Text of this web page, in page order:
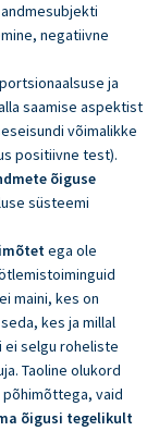
negatiivne
ja
saamise aspektist
võimalikke
positiivne test).
õiguse
süsteemi
ega ole
maini, kes on
kes ja millal
ei selgu roheliste
Taoline olukord
vaid
õigusi tegelikult